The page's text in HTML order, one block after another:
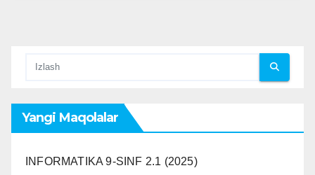
Yangi Maqolalar
INFORMATIKA 9-SINF 2.1 (2025)